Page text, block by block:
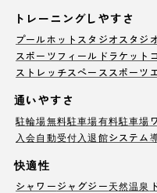
トレーニングしやすさ
プールホットスタジオ スタジ
スポーツフィールド ラケット
ストレッチスペース スポーツ
通いやすさ
駐輪場無料駐車場有料駐車場
入会自動受付 入退館システム
快適性
シャワージャグジー天然温泉